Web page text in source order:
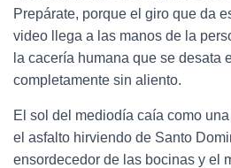
Prepárate, porque el giro que da
video llega a las manos de la
la cacería humana que se desata
completamente sin aliento.
El sol del mediodía caía como
el asfalto hirviendo de Santo
ensordecedor de las bocinas y el